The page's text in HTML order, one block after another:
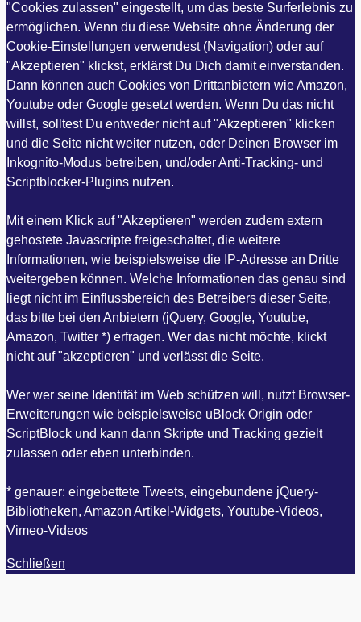
"Cookies zulassen" eingestellt, um das beste Surferlebnis zu
ermöglichen. Wenn du diese Website ohne Änderung der
Cookie-Einstellungen verwendest (Navigation) oder auf
"Akzeptieren" klickst, erklärst Du Dich damit einverstanden.
Dann können auch Cookies von Drittanbietern wie Amazon,
Youtube oder Google gesetzt werden. Wenn Du das nicht
willst, solltest Du entweder nicht auf "Akzeptieren" klicken
und die Seite nicht weiter nutzen, oder Deinen Browser im
Inkognito-Modus betreiben, und/oder Anti-Tracking- und
Scriptblocker-Plugins nutzen.
Mit einem Klick auf "Akzeptieren" werden zudem extern
gehostete Javascripte freigeschaltet, die weitere
Informationen, wie beispielsweise die IP-Adresse an Dritte
weitergeben können. Welche Informationen das genau sind
liegt nicht im Einflussbereich des Betreibers dieser Seite,
das bitte bei den Anbietern (jQuery, Google, Youtube,
Amazon, Twitter *) erfragen. Wer das nicht möchte, klickt
nicht auf "akzeptieren" und verlässt die Seite.
Wer wer seine Identität im Web schützen will, nutzt Browser-
Erweiterungen wie beispielsweise uBlock Origin oder
ScriptBlock und kann dann Skripte und Tracking gezielt
zulassen oder eben unterbinden.
* genauer: eingebettete Tweets, eingebundene jQuery-
Bibliotheken, Amazon Artikel-Widgets, Youtube-Videos,
Vimeo-Videos
Schließen